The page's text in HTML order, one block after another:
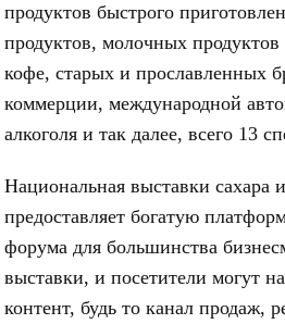
продуктов быстрого
продуктов, молочных
кофе, старых и прославленных
коммерции, международной
алкоголя и так далее, всего 13
Национальная выставки сахара
предоставляет богатую
форума для большинства
выставки, и посетители могут
контент, будь то канал продаж,